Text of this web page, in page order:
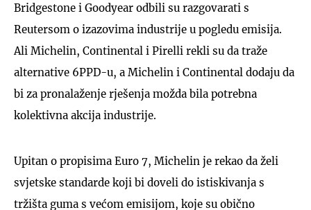
Bridgestone i Goodyear odbili su razgovarati s
Reutersom o izazovima industrije u pogledu emisija.
Ali Michelin, Continental i Pirelli rekli su da traže
alternative 6PPD-u, a Michelin i Continental dodaju da
bi za pronalaženje rješenja možda bila potrebna
kolektivna akcija industrije.
Upitan o propisima Euro 7, Michelin je rekao da želi
svjetske standarde koji bi doveli do istiskivanja s
tržišta guma s većom emisijom, koje su obično